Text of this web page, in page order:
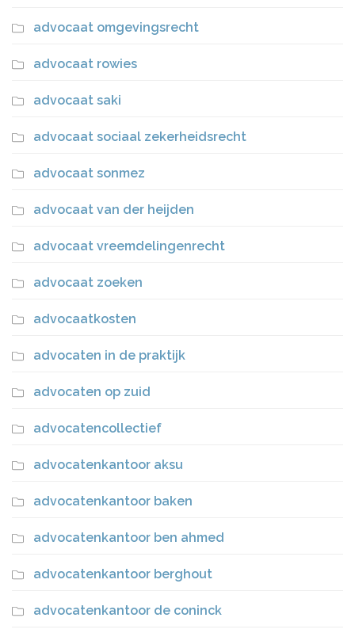
advocaat omgevingsrecht
advocaat rowies
advocaat saki
advocaat sociaal zekerheidsrecht
advocaat sonmez
advocaat van der heijden
advocaat vreemdelingenrecht
advocaat zoeken
advocaatkosten
advocaten in de praktijk
advocaten op zuid
advocatencollectief
advocatenkantoor aksu
advocatenkantoor baken
advocatenkantoor ben ahmed
advocatenkantoor berghout
advocatenkantoor de coninck